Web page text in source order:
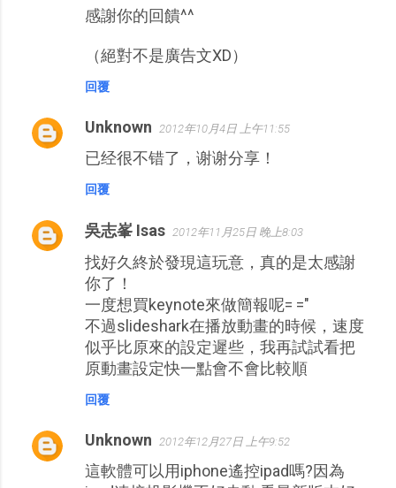
感謝你的回饋^^
（絕對不是廣告文XD）
回覆
Unknown 2012年10月4日 上午11:55
已经很不错了，谢谢分享！
回覆
吳志峯 Isas 2012年11月25日 晚上8:03
找好久終於發現這玩意，真的是太感謝
你了！
一度想買keynote來做簡報呢= ="
不過slideshark在播放動畫的時候，速度
似乎比原來的設定遲些，我再試試看把
原動畫設定快一點會不會比較順
回覆
Unknown 2012年12月27日 上午9:52
這軟體可以用iphone遙控ipad嗎?因為